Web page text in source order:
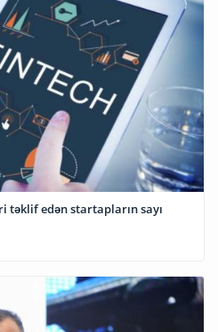
təklif edən startapların sayı